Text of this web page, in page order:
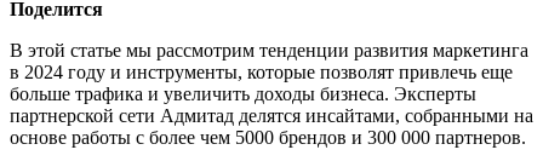
Поделится
В этой статье мы рассмотрим тенденции развития маркетинга
в 2024 году и инструменты, которые позволят привлечь еще
больше трафика и увеличить доходы бизнеса. Эксперты
партнерской сети Адмитад делятся инсайтами, собранными на
основе работы с более чем 5000 брендов и 300 000 партнеров.